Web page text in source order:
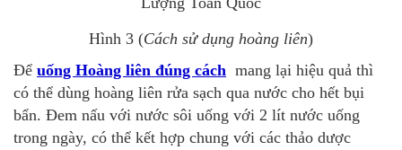
Hình 3 (Cách sử dụng hoàng liên)
Để uống Hoàng liên đúng cách mang lại hiệu quả thì
có thể dùng hoàng liên rửa sạch qua nước cho hết bụi
bẩn. Đem nấu với nước sôi uống với 2 lít nước uống
trong ngày, có thể kết hợp chung với các thảo dược